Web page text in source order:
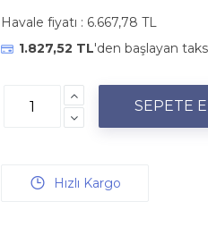
Havale fiyatı : 6.667,78 TL
1.827,52 TL'den başlayan